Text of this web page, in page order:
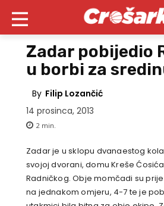
Zadar pobijedio
u borbi za
By Filip Lozančić
14 prosinca, 2013
2 min.
Zadar je u sklopu dvanaestog
svojoj dvorani, domu Kreše
Radničkog. Obje momčadi su
na jednakom omjeru, 4-7 te je